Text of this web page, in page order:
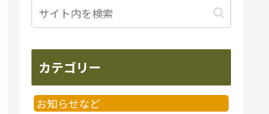
カテゴリー
お知らせなど